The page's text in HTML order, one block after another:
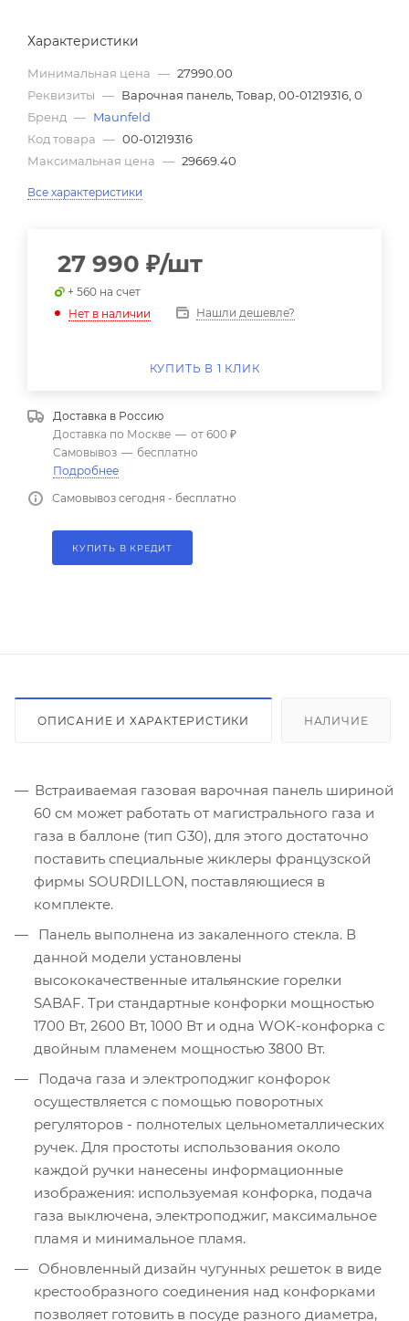
Характеристики
Минимальная цена — 27990.00
Реквизиты — Варочная панель, Товар, 00-01219316, 0
Бренд — Maunfeld
Код товара — 00-01219316
Максимальная цена — 29669.40
Все характеристики
27 990 ₽/шт
+ 560 на счет
Нет в наличии
Нашли дешевле?
КУПИТЬ В 1 КЛИК
Доставка в Россию
Доставка по Москве — от 600 ₽
Самовывоз — бесплатно
Подробнее
Самовывоз сегодня - бесплатно
КУПИТЬ В КРЕДИТ
ОПИСАНИЕ И ХАРАКТЕРИСТИКИ НАЛИЧИЕ
Встраиваемая газовая варочная панель шириной
60 см может работать от магистрального газа и
газа в баллоне (тип G30), для этого достаточно
поставить специальные жиклеры французской
фирмы SOURDILLON, поставляющиеся в
комплекте.
Панель выполнена из закаленного стекла. В
данной модели установлены
высококачественные итальянские горелки
SABAF. Три стандартные конфорки мощностью
1700 Вт, 2600 Вт, 1000 Вт и одна WOK-конфорка с
двойным пламенем мощностью 3800 Вт.
Подача газа и электроподжиг конфорок
осуществляется с помощью поворотных
регуляторов - полнотелых цельнометаллических
ручек. Для простоты использования около
каждой ручки нанесены информационные
изображения: используемая конфорка, подача
газа выключена, электроподжиг, максимальное
пламя и минимальное пламя.
Обновленный дизайн чугунных решеток в виде
крестообразного соединения над конфорками
позволяет готовить в посуде разного диаметра,